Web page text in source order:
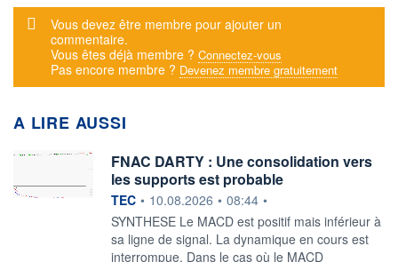
Message d'alerte
Vous devez être membre pour ajouter un
commentaire.
Vous êtes déjà membre ? Connectez-vous
Pas encore membre ? Devenez membre gratuitement
A LIRE AUSSI
FNAC DARTY : Une consolidation vers
les supports est probable
information fournie par
TEC • 10.08.2026 • 08:44 •
SYNTHESE Le MACD est positif mais inférieur à
sa ligne de signal. La dynamique en cours est
interrompue. Dans le cas où le MACD